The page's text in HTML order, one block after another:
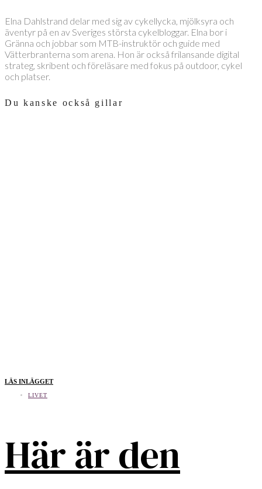
Elna Dahlstrand delar med sig av cykellycka, mjölksyra och
äventyr på en av Sveriges största cykelbloggar. Elna bor i
Gränna och jobbar som MTB-instruktör och guide med
Vätterbranterna som arena. Hon är också frilansande digital
strateg, skribent och föreläsare med fokus på outdoor, cykel
och platser.
Du kanske också gillar
LÄS INLÄGGET
LIVET
Här är den